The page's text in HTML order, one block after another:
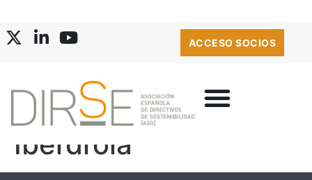
ACCESO SOCIOS
Iberdrola